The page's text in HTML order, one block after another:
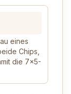
eines
Chips,
die 7×5-